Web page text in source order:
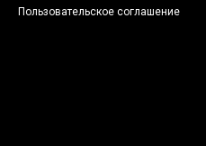
Пользовательское соглашение